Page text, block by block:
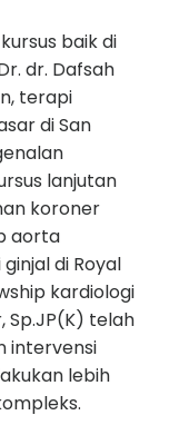
baik di
dr. Dafsah
terapi
di San
lanjutan
koroner
aorta
di Royal
kardiologi
Sp.JP(K) telah
intervensi
lebih